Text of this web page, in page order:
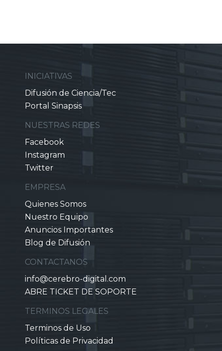
INICIATIVAS
Difusión de Ciencia/Tec
Portal Sinapsis
NUESTRAS REDES
Facebook
Instagram
Twitter
EMPRESA
Quienes Somos
Nuestro Equipo
Anuncios Importantes
Blog de Difusión
CONTACTANOS
info@cerebro-digital.com
ABRE TICKET DE SOPORTE
TERMINOS LEGALES
Terminos de Uso
Políticas de Privacidad